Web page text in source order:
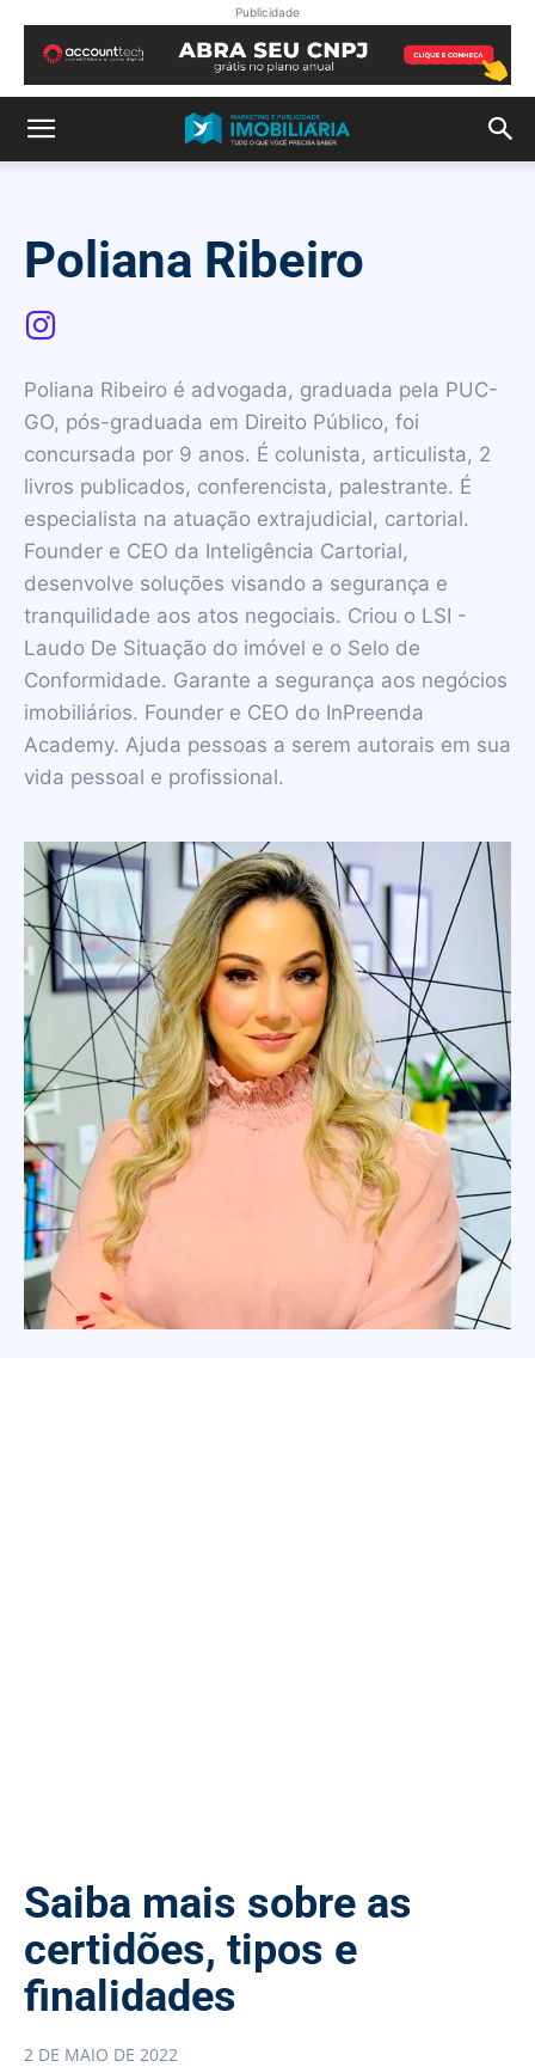
Publicidade
Poliana Ribeiro
Poliana Ribeiro é advogada, graduada pela PUC-
GO, pós-graduada em Direito Público, foi
concursada por 9 anos. É colunista, articulista, 2
livros publicados, conferencista, palestrante. É
especialista na atuação extrajudicial, cartorial.
Founder e CEO da Inteligência Cartorial,
desenvolve soluções visando a segurança e
tranquilidade aos atos negociais. Criou o LSI -
Laudo De Situação do imóvel e o Selo de
Conformidade. Garante a segurança aos negócios
imobiliários. Founder e CEO do InPreenda
Academy. Ajuda pessoas a serem autorais em sua
vida pessoal e profissional.
Saiba mais sobre as
certidões, tipos e
finalidades
2 DE MAIO DE 2022